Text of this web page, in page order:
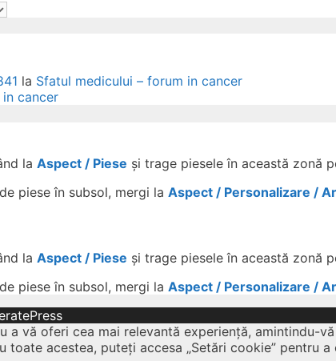
la Sfatul medicului – forum in cancer
cancer
la Aspect / Piese și trage piesele în această zonă
piese în subsol, mergi la Aspect / Personalizare /
la Aspect / Piese și trage piesele în această zonă
piese în subsol, mergi la Aspect / Personalizare /
a vă oferi cea mai relevantă experiență, amintindu-
toate acestea, puteți accesa „Setări cookie” pentru